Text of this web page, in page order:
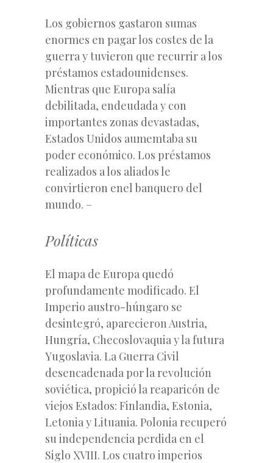
Los gobiernos gastaron sumas
enormes en pagar los costes de la
guerra y tuvieron que recurrir a los
préstamos estadounidenses.
Mientras que Europa salía
debilitada, endeudada y con
importantes zonas devastadas,
Estados Unidos aumemtaba su
poder económico. Los préstamos
realizados a los aliados le
convirtieron enel banquero del
mundo. –
Políticas
El mapa de Europa quedó
profundamente modificado. El
Imperio austro-húngaro se
desintegró, aparecieron Austria,
Hungría, Checoslovaquia y la futura
Yugoslavia. La Guerra Civil
desencadenada por la revolución
soviética, propició la reaparicón de
viejos Estados: Finlandia, Estonia,
Letonia y Lituania. Polonia recuperó
su independencia perdida en el
Siglo XVIII. Los cuatro imperios